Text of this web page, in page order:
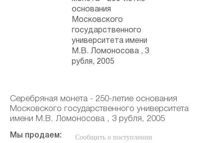
Серебряная монета - 250-летие основания
Московского государственного университета
имени М.В. Ломоносова , 3 рубля, 2005
Мы продаем: Сообщить о поступлении